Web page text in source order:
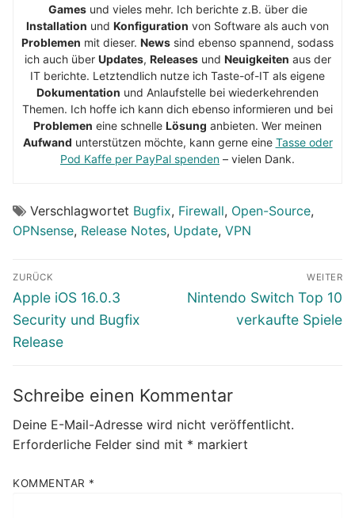
Gamesund vieles mehr. Ich berichte z.B. über die
Installation und Konfiguration von Software als auch von
Problemen mit dieser. News sind ebenso spannend, sodass
ich auch über Updates, Releasesund Neuigkeiten aus der
IT berichte. Letztendlich nutze ich Taste-of-IT als eigene
Dokumentation und Anlaufstelle bei wiederkehrenden
Themen. Ich hoffe ich kann dich ebenso informieren und bei
Problemen eine schnelle Lösung anbieten. Wer meinen
Aufwand unterstützen möchte, kann gerne eine Tasse oder
Pod Kaffe per PayPal spenden – vielen Dank.
Verschlagwortet Bugfix, Firewall, Open-Source,
OPNsense, Release Notes, Update, VPN
Beitragsnavigation
ZURÜCK
Vorheriger
Beitrag:
Apple iOS 16.0.3
Security und Bugfix
Release
WEITER
Nächster
Nintendo Switch Top 10
verkaufte Spiele
Schreibe einen Kommentar
Deine E-Mail-Adresse wird nicht veröffentlicht.
Erforderliche Felder sind mit * markiert
KOMMENTAR *